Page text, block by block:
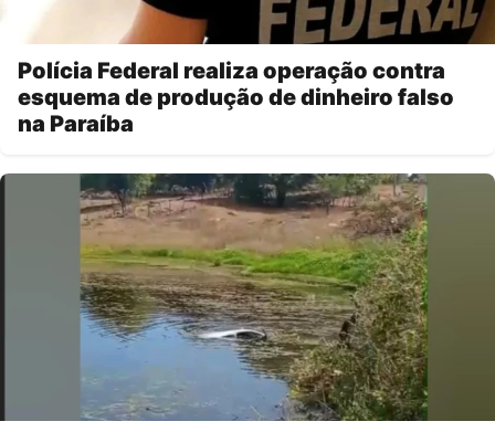
Polícia Federal realiza operação contra
esquema de produção de dinheiro falso
na Paraíba